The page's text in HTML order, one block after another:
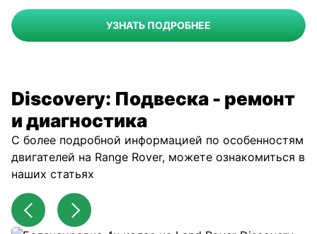
УЗНАТЬ ПОДРОБНЕЕ
Discovery: Подвеска - ремонт
и диагностика
С более подробной информацией по особенностям
двигателей на Range Rover, можете ознакомиться в
наших статьях